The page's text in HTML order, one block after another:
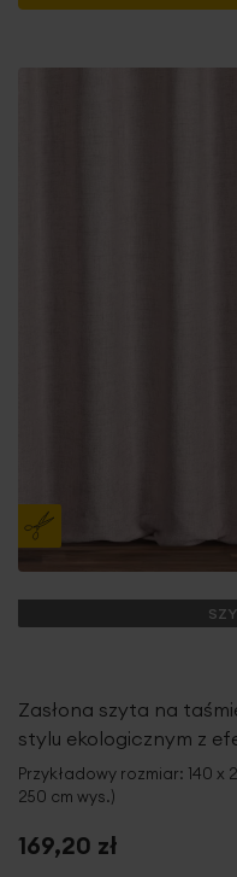
Zasłona szyta na
stylu ekologicznym z
Przykładowy rozmiar: 140 x
250 cm wys.)
169,20 zł